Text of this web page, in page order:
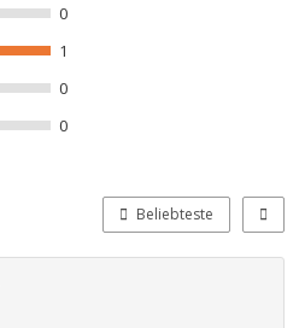
0
1
0
0
Beliebteste